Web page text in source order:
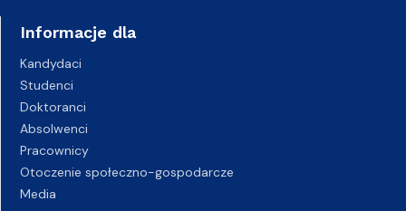
Informacje dla
Kandydaci
Studenci
Doktoranci
Absolwenci
Pracownicy
Otoczenie społeczno-gospodarcze
Media